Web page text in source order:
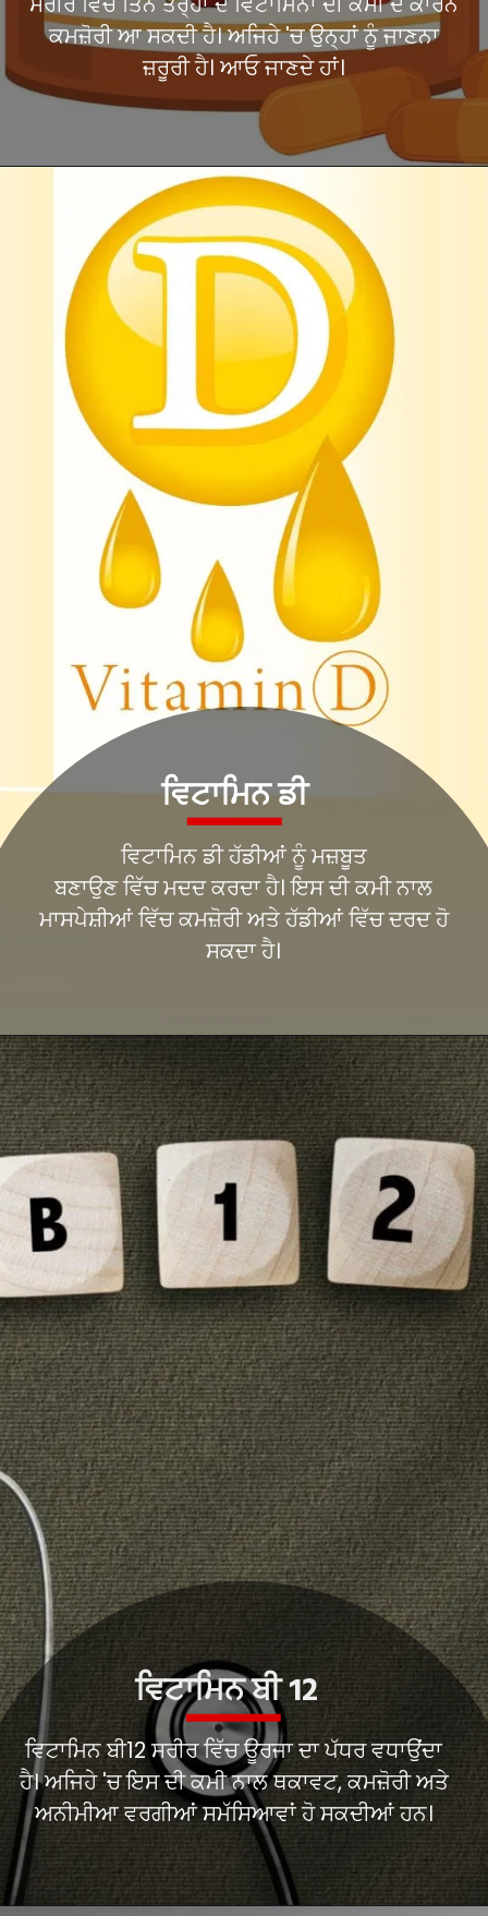
ਕਮਜ਼ੋਰੀ ਆ ਸਕਦੀ ਹੈ। ਅਜਿਹੇ 'ਚ ਉਨ੍ਹਾਂ ਨੂੰ ਜਾਣਨਾ
ਵਿਟਾਮਿਨ ਡੀ ਹੱਡੀਆਂ ਨੂੰ ਮਜ਼ਬੂਤ
ਬਣਾਉਣ ਵਿੱਚ ਮਦਦ ਕਰਦਾ ਹੈ। ਇਸ ਦੀ ਕਮੀ ਨਾਲ
ਮਾਸਪੇਸ਼ੀਆਂ ਵਿੱਚ ਕਮਜ਼ੋਰੀ ਅਤੇ ਹੱਡੀਆਂ ਵਿੱਚ ਦਰਦ ਹੋ
ਸਕਦਾ ਹੈ।
ਵਿਟਾਮਿਨ ਡੀ
ਵਿਟਾਮਿਨ ਬੀ12 ਸਰੀਰ ਵਿੱਚ ਊਰਜਾ ਦਾ ਪੱਧਰ ਵਧਾਉਂਦਾ
ਹੈ। ਅਜਿਹੇ 'ਚ ਇਸ ਦੀ ਕਮੀ ਨਾਲ ਥਕਾਵਟ, ਕਮਜ਼ੋਰੀ ਅਤੇ